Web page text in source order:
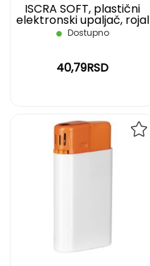
ISCRA SOFT, plastični
elektronski upaljač, rojal
plavi
Dostupno
40,79RSD